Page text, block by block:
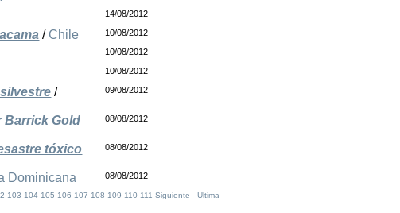
14/08/2012
/ Chile 10/08/2012
10/08/2012
10/08/2012
/
09/08/2012
Barrick Gold
08/08/2012
tóxico
08/08/2012
Dominicana 08/08/2012
103 104 105 106 107 108 109 110 111 Siguiente - Ultima